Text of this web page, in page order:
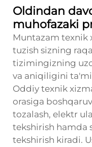
Oldindan
muhofazaki
Muntazam texnik
tuzish sizning
tizimingizning
va aniqiligini
Oddiy texnik
orasiga
tozalash, elektr
tekshirish hamda
tekshirish kiradi.